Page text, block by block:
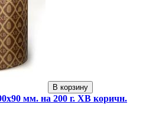
В корзину
мм. на 200 г. ХВ коричн.